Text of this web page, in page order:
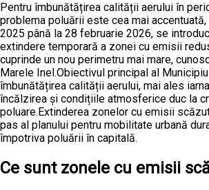
Pentru îmbunătățirea calității aerului în
problema poluării este cea mai
2025 până la 28 februarie 2026, se
extindere temporară a zonei cu emisii
cuprinde un nou perimetru mai mare,
Marele Inel.Obiectivul principal al
îmbunătățirea calității aerului, mai ales
încălzirea și condițiile atmosferice duc la
poluare.Extinderea zonelor cu emisii
pas al planului pentru mobilitate urbană
împotriva poluării în capitală.
Ce sunt zonele cu emisii